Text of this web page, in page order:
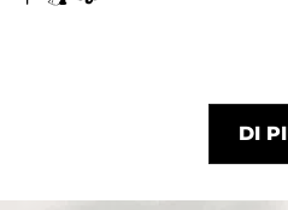
DI